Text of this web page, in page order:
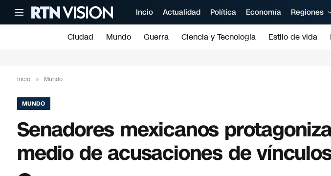
Incio Actualidad Política Economía Regiones
Ciudad Mundo Guerra Ciencia y Tecnología Estilo de vida
Incio » Mundo
MUNDO
Senadores mexicanos
medio de acusaciones de